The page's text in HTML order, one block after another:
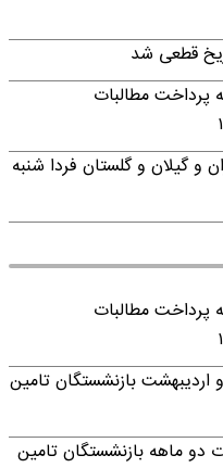
قطعی شد
پرداخت مطالبات
و گیلان و گلستان فردا شنبه
پرداخت مطالبات
بازنشستگان تامین
دو ماهه بازنشستگان تامین